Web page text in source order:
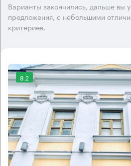
Варианты закончились, дальше вы
предложения, с небольшими
критериев.
8.2